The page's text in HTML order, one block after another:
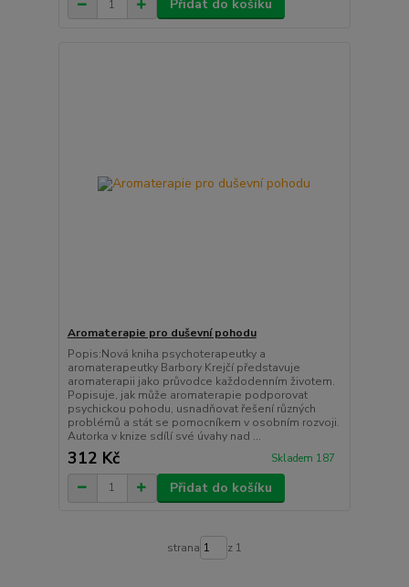
Přidat do košíku
Aromaterapie pro duševní pohodu
Popis:Nová kniha psychoterapeutky a
aromaterapeutky Barbory Krejčí představuje
aromaterapii jako průvodce každodenním životem.
Popisuje, jak může aromaterapie podporovat
psychickou pohodu, usnadňovat řešení různých
problémů a stát se pomocníkem v osobním rozvoji.
Autorka v knize sdílí své úvahy nad ...
312 Kč Skladem 187
Přidat do košíku
strana z 1